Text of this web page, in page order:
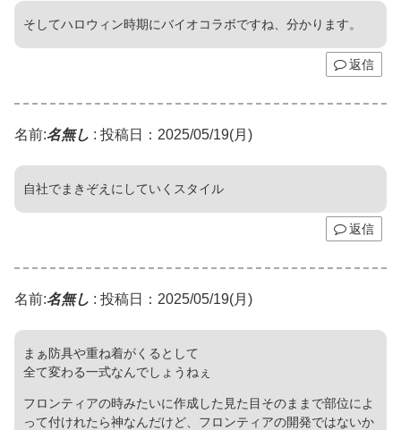
そしてハロウィン時期にバイオコラボですね、分かります。
返信
名前:名無し : 投稿日：2025/05/19(月)
自社でまきぞえにしていくスタイル
返信
名前:名無し : 投稿日：2025/05/19(月)
まぁ防具や重ね着がくるとして
全て変わる一式なんでしょうねぇ
フロンティアの時みたいに作成した見た目そのままで部位によ
って付けれたら神なんだけど、フロンティアの開発ではないか